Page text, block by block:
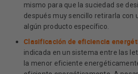
mismo para que la suciedad se
después muy sencillo retirarla con
algún producto específico.
Clasificación de eficiencia
indicada en un sistema entre las
la menor eficiente